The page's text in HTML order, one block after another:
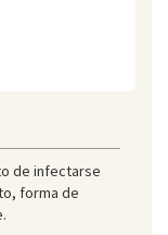
de infectarse
forma de